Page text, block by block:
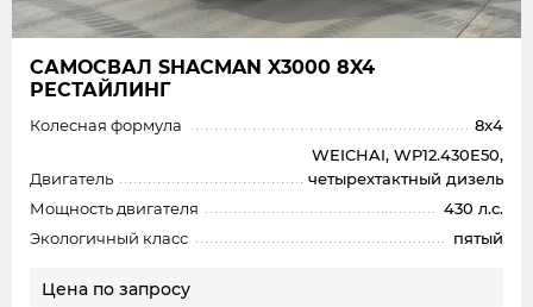
САМОСВАЛ SHAСMAN X3000 8X4
РЕСТАЙЛИНГ
Колесная формула 8x4
Двигатель
WEICHAI, WP12.430E50,
четырехтактный дизель
Мощность двигателя
430 л.с.
Экологичный класс
пятый
Цена по запросу